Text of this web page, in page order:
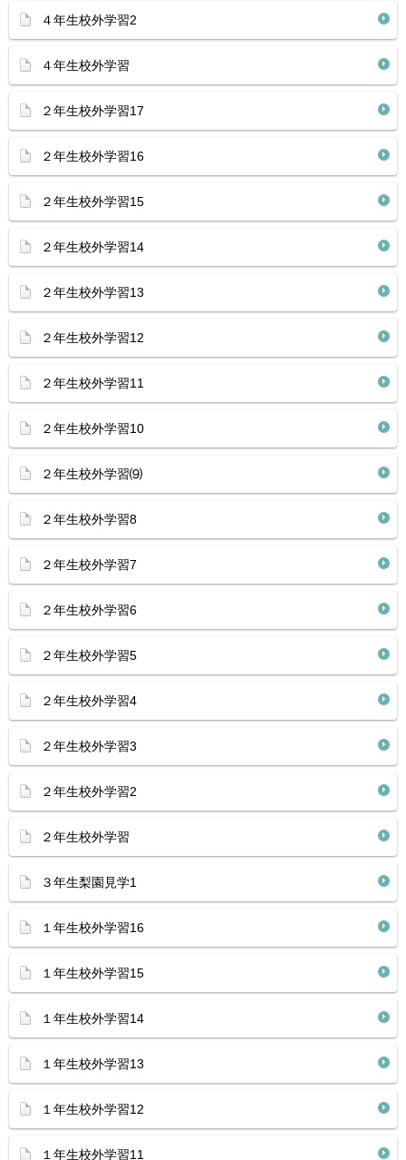
４年生校外学習2
４年生校外学習
２年生校外学習17
２年生校外学習16
２年生校外学習15
２年生校外学習14
２年生校外学習13
２年生校外学習12
２年生校外学習11
２年生校外学習10
２年生校外学習⑼
２年生校外学習8
２年生校外学習7
２年生校外学習6
２年生校外学習5
２年生校外学習4
２年生校外学習3
２年生校外学習2
２年生校外学習
３年生梨園見学1
１年生校外学習16
１年生校外学習15
１年生校外学習14
１年生校外学習13
１年生校外学習12
１年生校外学習11